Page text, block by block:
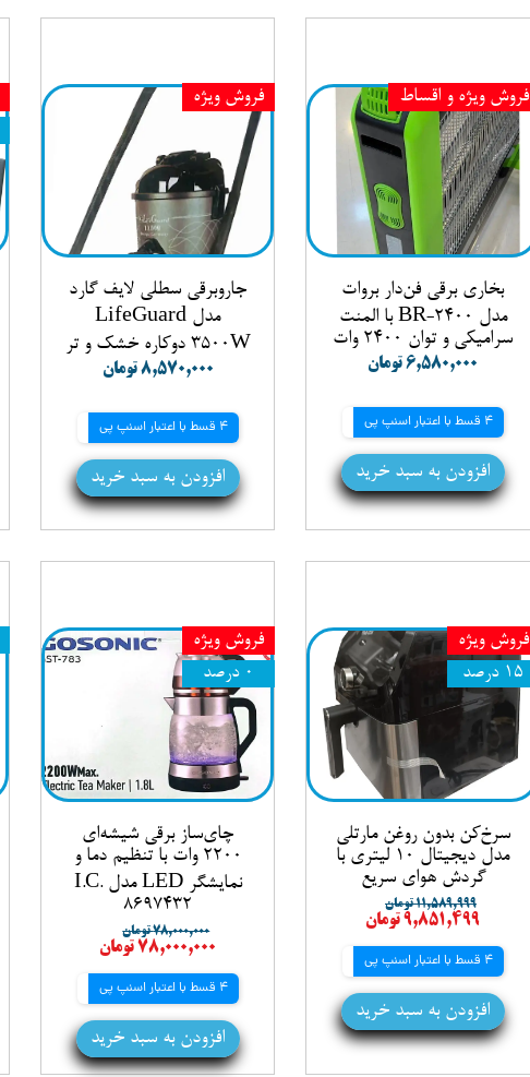
بخاری برقی فن‌دار بروات
مدل BR-2400 با المنت
سرامیکی و توان 2400 وات
۶,۵۸۰,۰۰۰ تومان
4 قسط با اعتبار اسنپ پی
افزودن به سبد خرید
فروش ویژه و اقساط
جاروبرقی سطلی لایف گارد
مدل LifeGuard
3500W دوکاره خشک و تر
۸,۵۷۰,۰۰۰ تومان
4 قسط با اعتبار اسنپ پی
افزودن به سبد خرید
فروش ویژه
سرخ‌کن بدون روغن مارتلی
مدل دیجیتال ۱۰ لیتری با
گردش هوای سریع
۱۱,۵۸۹,۹۹۹ تومان
۹,۸۵۱,۴۹۹ تومان
4 قسط با اعتبار اسنپ پی
افزودن به سبد خرید
فروش ویژه
۱۵ درصد
چای‌ساز برقی شیشه‌ای
2200 وات با تنظیم دما و
نمایشگر LED مدل I.C.
8697432
۷۸,۰۰۰,۰۰۰ تومان
۷۸,۰۰۰,۰۰۰ تومان
4 قسط با اعتبار اسنپ پی
افزودن به سبد خرید
فروش ویژه
۰ درصد